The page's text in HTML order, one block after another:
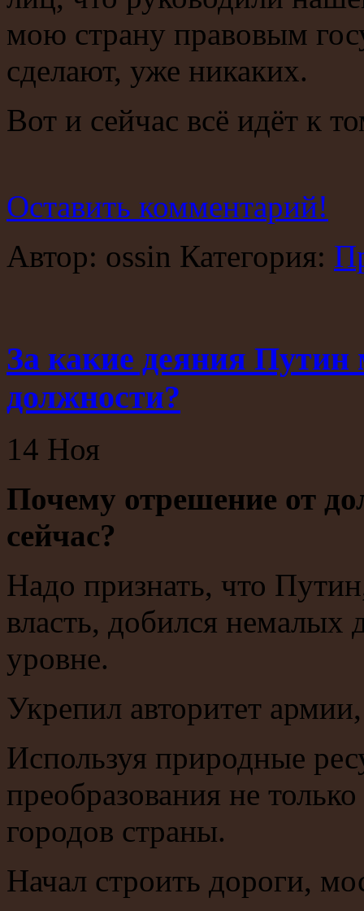
мою страну правовым
сделают, уже никаких.
Вот и сейчас всё идёт к
Оставить комментарий!
Автор: ossin Категория:
За какие деяния
должности?
14 Ноя
Почему отрешение от
сейчас?
Надо признать, что
власть, добился
уровне.
Укрепил авторитет
Используя природные
преобразования не
городов страны.
Начал строить дороги,